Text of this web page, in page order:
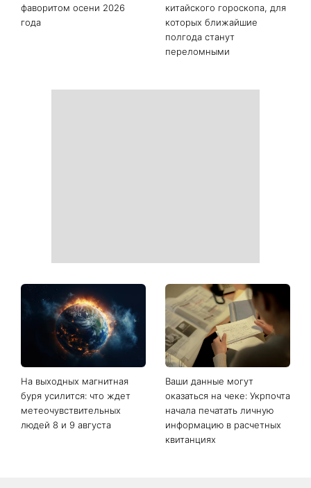
фаворитом осени 2026
года
китайского гороскопа, для
которых ближайшие
полгода станут
переломными
На выходных магнитная
буря усилится: что ждет
метеочувствительных
людей 8 и 9 августа
Ваши данные могут
оказаться на чеке: Укрпочта
начала печатать личную
информацию в расчетных
квитанциях